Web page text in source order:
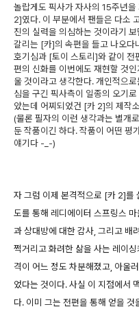
놀랍게도 픽사가 자사의 15주년
2]였다. 이 부분에서 팬들은 다소
진의 실력을 의심하는 것이라기
갈리는 [카]의 속편을 들고 나오다
호기심과 [토이 스토리]와 같이 전
편의 신화를 이번에도 재현할 것
울 것이라고 생각한다. 개인적으
심을 구긴 픽사측이 일종의 오기
았는데 어찌되었건 [카 2]의 제작
(물론 필자의 이런 생각과는 별개
둔 작품이긴 하다. 작품이 어떤 평
얘기다 -_-)
자 그럼 이제 본격적으로 [카 2]를
도를 통해 레디에이터 스프링스
과 상대방에 대한 감사, 그리고 배
쩍거리고 화려한 삶을 사는 레이
격이 어느 정도 차분해졌고, 아울
었다는 것이다. 사실 이 지점에서
다. 이미 그는 전편을 통해 얻을 것